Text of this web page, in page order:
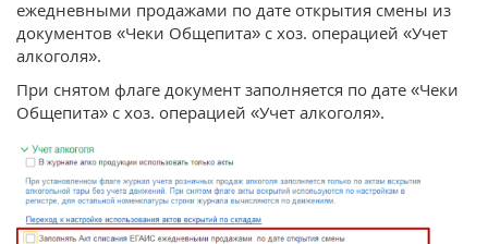
ежедневными продажами по дате открытия смены из
документов «Чеки Общепита» с хоз. операцией «Учет
алкоголя».
При снятом флаге документ заполняется по дате «Чеки
Общепита» с хоз. операцией «Учет алкоголя».